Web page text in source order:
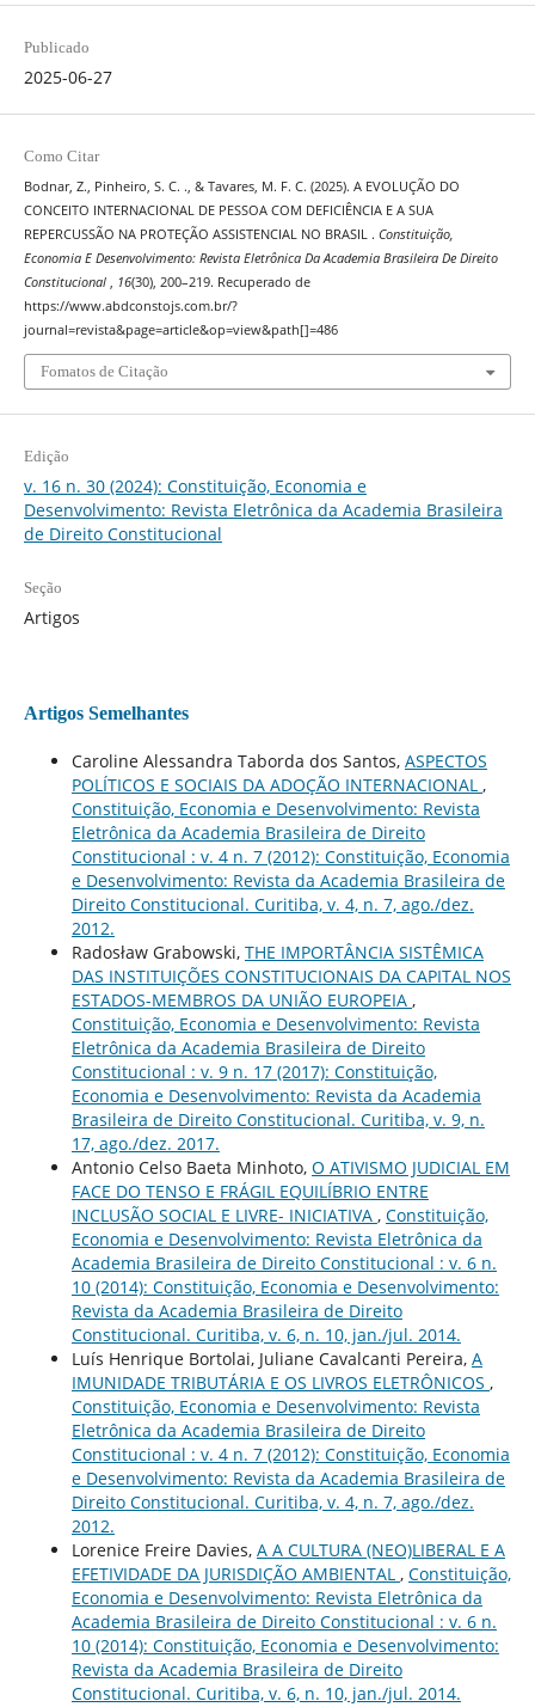
Publicado
2025-06-27
Como Citar
Bodnar, Z., Pinheiro, S. C. ., & Tavares, M. F. C. (2025). A EVOLUÇÃO DO
CONCEITO INTERNACIONAL DE PESSOA COM DEFICIÊNCIA E A SUA
REPERCUSSÃO NA PROTEÇÃO ASSISTENCIAL NO BRASIL . Constituição,
Economia E Desenvolvimento: Revista Eletrônica Da Academia Brasileira De Direito
Constitucional
16(30), 200–219. Recuperado de
https://www.abdconstojs.com.br/?
journal=revista&page=article&op=view&path[]=486
Fomatos de Citação
Edição
v. 16 n. 30 (2024): Constituição, Economia e
Desenvolvimento: Revista Eletrônica da Academia Brasileira
de Direito Constitucional
Seção
Artigos
Artigos Semelhantes
Caroline Alessandra Taborda dos Santos, ASPECTOS
POLÍTICOS E SOCIAIS DA ADOÇÃO INTERNACIONAL ,
Constituição, Economia e Desenvolvimento: Revista
Eletrônica da Academia Brasileira de Direito
Constitucional : v. 4 n. 7 (2012): Constituição, Economia
e Desenvolvimento: Revista da Academia Brasileira de
Direito Constitucional. Curitiba, v. 4, n. 7, ago./dez.
2012.
Radosław Grabowski, THE IMPORTÂNCIA SISTÊMICA
DAS INSTITUIÇÕES CONSTITUCIONAIS DA CAPITAL NOS
ESTADOS-MEMBROS DA UNIÃO EUROPEIA ,
Constituição, Economia e Desenvolvimento: Revista
Eletrônica da Academia Brasileira de Direito
Constitucional : v. 9 n. 17 (2017): Constituição,
Economia e Desenvolvimento: Revista da Academia
Brasileira de Direito Constitucional. Curitiba, v. 9, n.
17, ago./dez. 2017.
Antonio Celso Baeta Minhoto, O ATIVISMO JUDICIAL EM
FACE DO TENSO E FRÁGIL EQUILÍBRIO ENTRE
INCLUSÃO SOCIAL E LIVRE- INICIATIVA , Constituição,
Economia e Desenvolvimento: Revista Eletrônica da
Academia Brasileira de Direito Constitucional : v. 6 n.
10 (2014): Constituição, Economia e Desenvolvimento:
Revista da Academia Brasileira de Direito
Constitucional. Curitiba, v. 6, n. 10, jan./jul. 2014.
Luís Henrique Bortolai, Juliane Cavalcanti Pereira, A
IMUNIDADE TRIBUTÁRIA E OS LIVROS ELETRÔNICOS ,
Constituição, Economia e Desenvolvimento: Revista
Eletrônica da Academia Brasileira de Direito
Constitucional : v. 4 n. 7 (2012): Constituição, Economia
e Desenvolvimento: Revista da Academia Brasileira de
Direito Constitucional. Curitiba, v. 4, n. 7, ago./dez.
2012.
Lorenice Freire Davies, A A CULTURA (NEO)LIBERAL E A
EFETIVIDADE DA JURISDIÇÃO AMBIENTAL , Constituição,
Economia e Desenvolvimento: Revista Eletrônica da
Academia Brasileira de Direito Constitucional : v. 6 n.
10 (2014): Constituição, Economia e Desenvolvimento:
Revista da Academia Brasileira de Direito
Constitucional. Curitiba, v. 6, n. 10, jan./jul. 2014.